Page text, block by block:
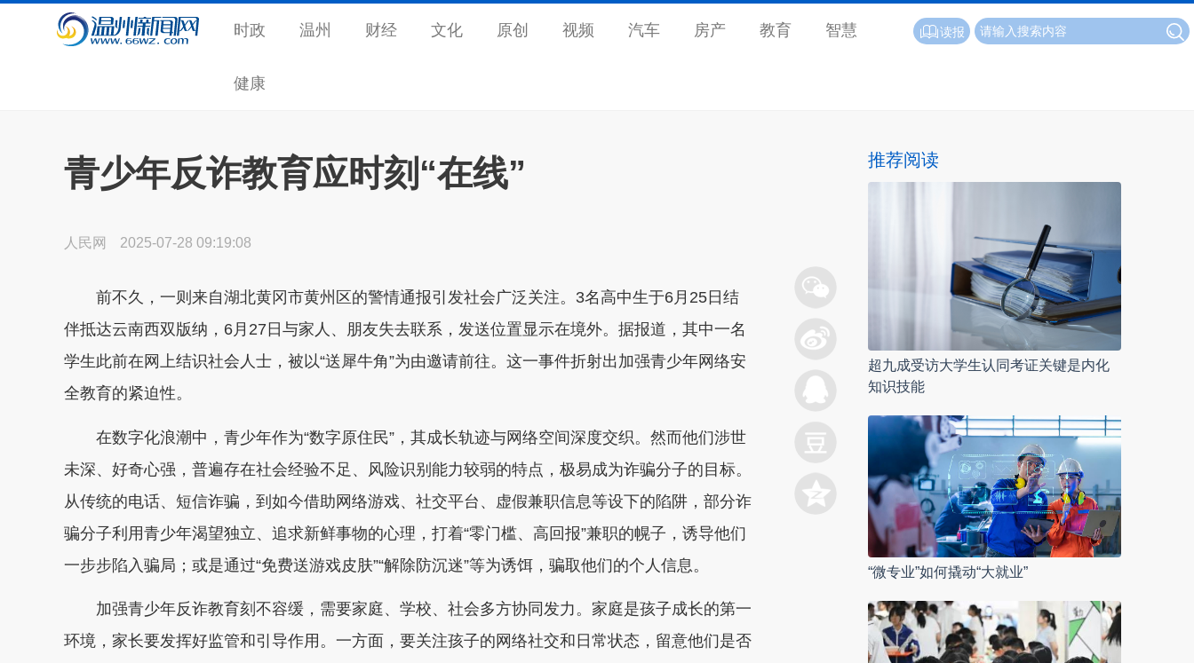
时政 温州 财经 文化 原创 视频 汽车 房产 教育 智慧
健康
读报
青少年反诈教育应时刻“在线”
人民网 2025-07-28 09:19:08
前不久，一则来自湖北黄冈市黄州区的警情通报引发社会广泛关注。3名高中生于6月25日结
伴抵达云南西双版纳，6月27日与家人、朋友失去联系，发送位置显示在境外。据报道，其中一名
学生此前在网上结识社会人士，被以“送犀牛角”为由邀请前往。这一事件折射出加强青少年网络安
全教育的紧迫性。
在数字化浪潮中，青少年作为“数字原住民”，其成长轨迹与网络空间深度交织。然而他们涉世
未深、好奇心强，普遍存在社会经验不足、风险识别能力较弱的特点，极易成为诈骗分子的目标。
从传统的电话、短信诈骗，到如今借助网络游戏、社交平台、虚假兼职信息等设下的陷阱，部分诈
骗分子利用青少年渴望独立、追求新鲜事物的心理，打着“零门槛、高回报”兼职的幌子，诱导他们
一步步陷入骗局；或是通过“免费送游戏皮肤”“解除防沉迷”等为诱饵，骗取他们的个人信息。
加强青少年反诈教育刻不容缓，需要家庭、学校、社会多方协同发力。家庭是孩子成长的第一
环境，家长要发挥好监管和引导作用。一方面，要关注孩子的网络社交和日常状态，留意他们是否
推荐阅读
超九成受访大学生认同考证关键是内化
知识技能
“微专业”如何撬动“大就业”